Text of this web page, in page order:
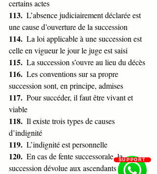
certains actes
113. L’absence judiciairement déclarée est
une cause d’ouverture de la succession
114. La loi applicable à une succession est
celle en vigueur le jour le juge est saisi
115. La succession s’ouvre au lieu du décès
116. Les conventions sur sa propre
succession sont, en principe, admises
117. Pour succéder, il faut être vivant et
viable
118. Il existe trois types de causes
d’indignité
119. L’indignité est personnelle
120. En cas de fente successorale, la
succession dévolue aux ascendants ou à des
SUPPORT